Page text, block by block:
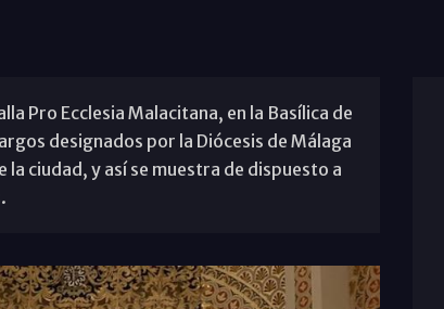
Pro Ecclesia Malacitana, en la Basílica de
designados por la Diócesis de Málaga
ciudad, y así se muestra de dispuesto a